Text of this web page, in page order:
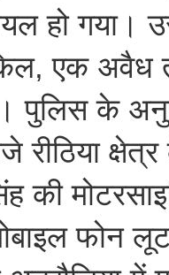
हो
एक अवैध
पुलिस के
रीठिया
की
फोन लूट